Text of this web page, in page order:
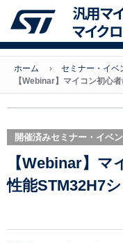
汎用マ
マイク
ホーム
セミナー・イベ
【Webinar】マイコン初心
開催済みセミナー・イベ
【Webinar】マ
性能STM32H7